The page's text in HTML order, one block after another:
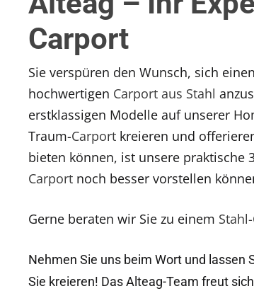
Carport
Sie verspüren den Wunsch, sich
hochwertigen Carport aus Stahl
erstklassigen Modelle auf unserer
Traum-Carport kreieren und
bieten können, ist unsere praktische
Carport noch besser vorstellen
Gerne beraten wir Sie zu einem
Nehmen Sie uns beim Wort und lassen
Sie kreieren! Das Alteag-Team freut